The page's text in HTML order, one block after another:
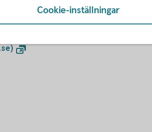
Cookie-inställningar